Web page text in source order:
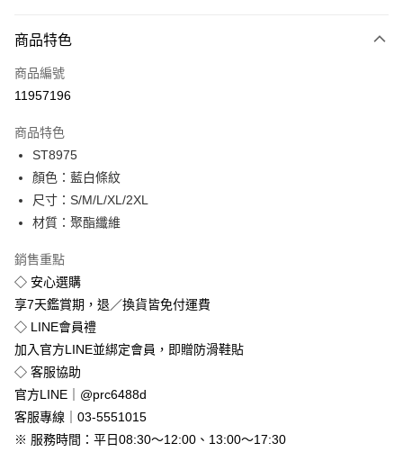
信用卡一次付款
超商取貨付款
Apple Pay
街口支付
悠遊付
Google Pay
全盈+PAY
運送方式
全家付款取貨
免運費
付款後全家取貨
免運費
商品特色
商品編號
11957196
商品特色
ST8975
顏色：藍白條紋
尺寸：S/M/L/XL/2XL
材質：聚酯纖維
銷售重點
◇ 安心選購
享7天鑑賞期，退／換貨皆免付運費
◇ LINE會員禮
加入官方LINE並綁定會員，即贈防滑鞋貼
◇ 客服協助
官方LINE｜@prc6488d
客服專線｜03-5551015
※ 服務時間：平日08:30～12:00、13:00～17:30